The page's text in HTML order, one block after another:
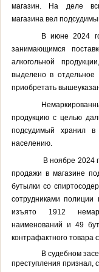
магазин. На деле всю
магазина вел
В июне 2024
занимающимся
алкогольной
выделено в отдельное
приобретать
продукцию с целью
подсудимый хранил
населению.
В ноябре 2024
продажи в магазине
бутылки со
сотрудниками полиции
изъято 1912
наименований и 49
контрафактного товара
В судебном
преступления признал,